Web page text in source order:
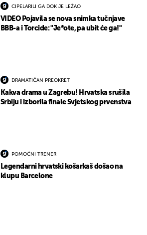
CIPELARILI GA DOK JE LEŽAO
VIDEO Pojavila se nova snimka tučnjave
BBB-a i Torcide: "Je*ote, pa ubit će ga!"
DRAMATIČAN PREOKRET
Kakva drama u Zagrebu! Hrvatska srušila
Srbiju i izborila finale Svjetskog prvenstva
POMOĆNI TRENER
Legendarni hrvatski košarkaš došao na
klupu Barcelone